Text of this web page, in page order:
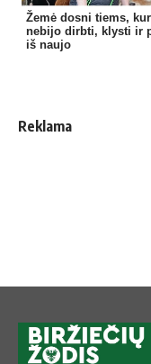
Žemė dosni tiems,
nebijo dirbti, klysti ir
iš naujo
Reklama